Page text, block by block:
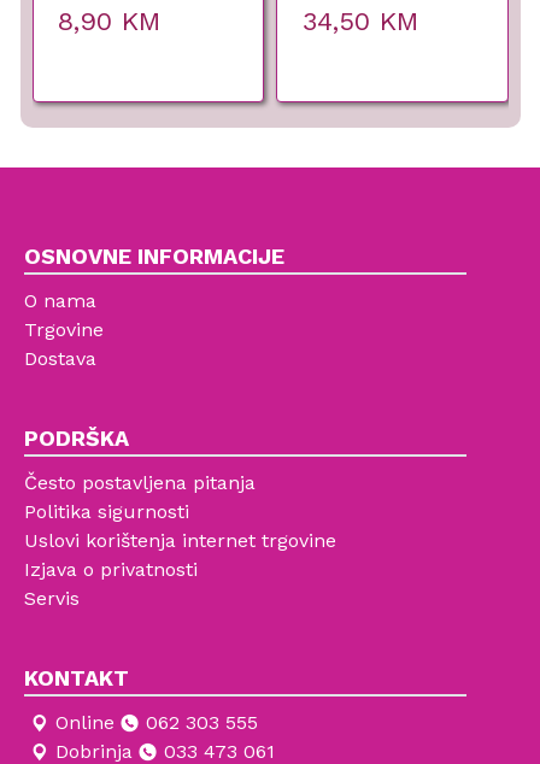
8,90 KM 34,50 KM
OSNOVNE INFORMACIJE
O nama
Trgovine
Dostava
PODRŠKA
Često postavljena pitanja
Politika sigurnosti
Uslovi korištenja internet trgovine
Izjava o privatnosti
Servis
KONTAKT
Online
062 303 555
Dobrinja
033 473 061